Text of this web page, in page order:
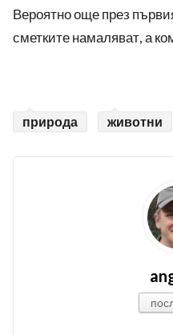
Вероятно още през
сметките намаляват, а
природа животни